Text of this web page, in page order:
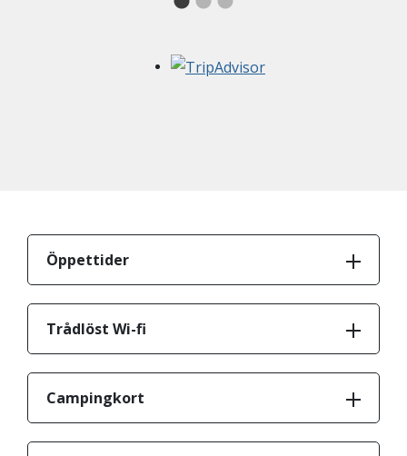
Öppettider
Trådlöst Wi-fi
Campingkort